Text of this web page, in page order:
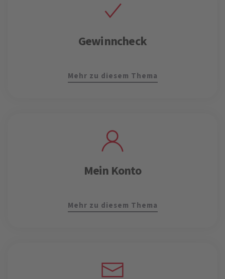
Gewinncheck
Mehr zu diesem Thema
Mein Konto
Mehr zu diesem Thema